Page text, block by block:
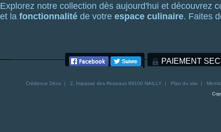
Explorez notre collection dès aujourd'hui et découvrez
et la fonctionnalité de votre espace culinaire. Faites
PAIEMENT
Crédence Déco | 2, Impasse des Roseaux 89100 NAILLY | Plan du site |